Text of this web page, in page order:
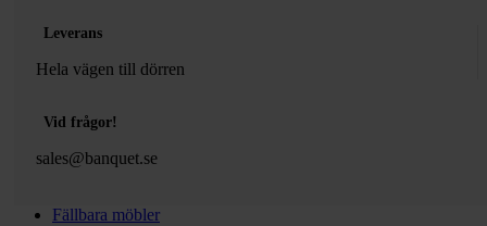
Leverans
Hela vägen till dörren
Vid frågor!
sales@banquet.se
Fällbara möbler